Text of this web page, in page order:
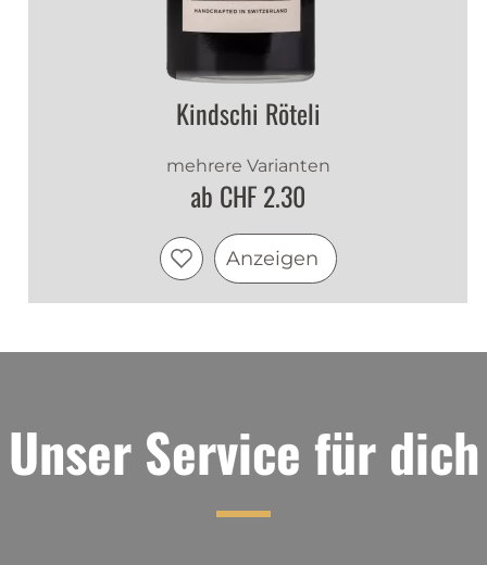
Kindschi Röteli
mehrere Varianten
ab CHF 2.30
Anzeigen
Unser Service für dich